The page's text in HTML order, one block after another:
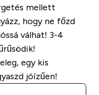
mellett
hogy ne főzd
válhat! 3-4
egy kis
jóízűen!